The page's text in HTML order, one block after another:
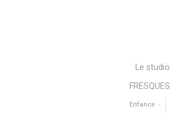
Le studio
FRESQUES
Enfance